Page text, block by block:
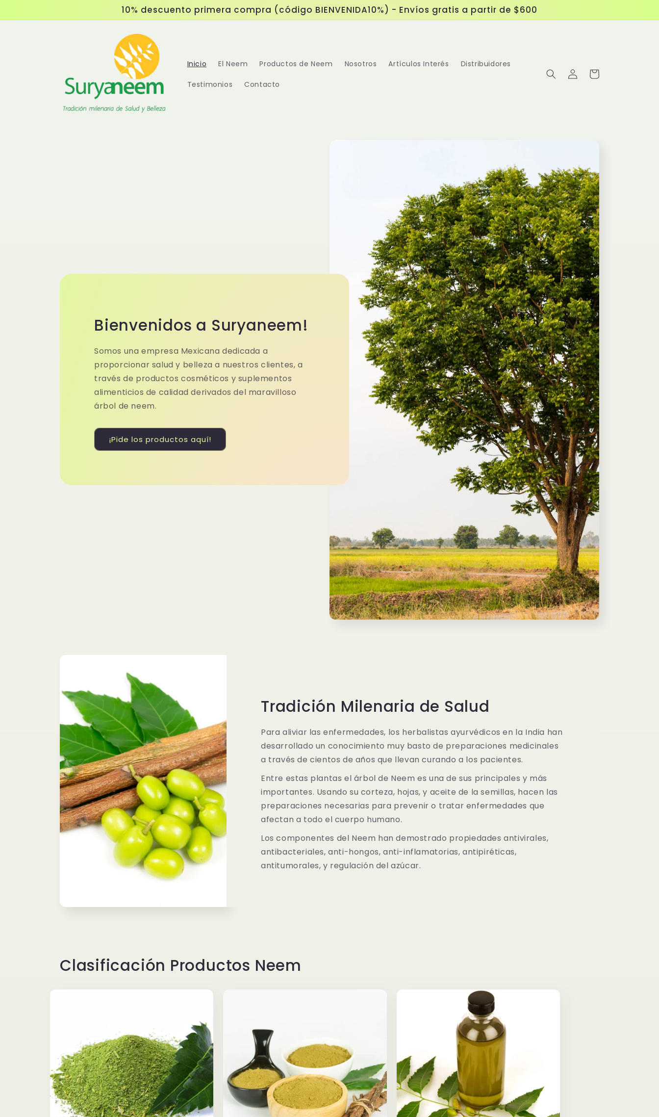
al contenido
10% descuento primera compra (código BIENVENIDA10%) - Envíos gratis a partir de $600
Inicio El Neem Productos de Neem Nosotros Artículos Interés Distribuidores
Testimonios Contacto
Iniciar
sesión
Carrito
Bienvenidos a Suryaneem!
Somos una empresa Mexicana dedicada a
proporcionar salud y belleza a nuestros clientes, a
través de productos cosméticos y suplementos
alimenticios de calidad derivados del maravilloso
árbol de neem.
¡Pide los productos aquí!
Tradición Milenaria de Salud
Para aliviar las enfermedades, los herbalistas ayurvédicos en la India han
desarrollado un conocimiento muy basto de preparaciones medicinales
a través de cientos de años que llevan curando a los pacientes.
Entre estas plantas el árbol de Neem es una de sus principales y más
importantes. Usando su corteza, hojas, y aceite de la semillas, hacen las
preparaciones necesarias para prevenir o tratar enfermedades que
afectan a todo el cuerpo humano.
Los componentes del Neem han demostrado propiedades antivirales,
antibacteriales, anti-hongos, anti-inflamatorias, antipiréticas,
antitumorales, y regulación del azúcar.
Clasificación Productos Neem